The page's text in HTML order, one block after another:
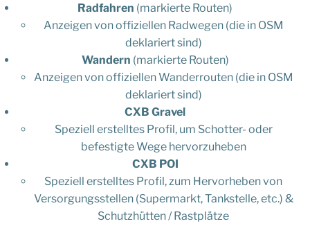
Radfahren (markierte Routen)
Anzeigen von offiziellen Radwegen (die in OSM
deklariert sind)
Wandern (markierte Routen)
Anzeigen von offiziellen Wanderrouten (die in OSM
deklariert sind)
CXB Gravel
Speziell erstelltes Profil, um Schotter- oder
befestigte Wege hervorzuheben
CXB POI
Speziell erstelltes Profil, zum Hervorheben von
Versorgungsstellen (Supermarkt, Tankstelle, etc.) &
Schutzhütten / Rastplätze